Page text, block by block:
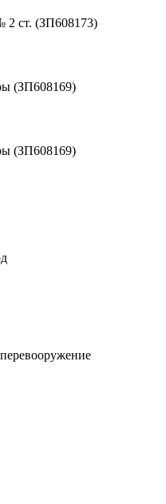
2 ст. (ЗП608173)
(ЗП608169)
(ЗП608169)